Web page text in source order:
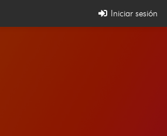
Iniciar sesión